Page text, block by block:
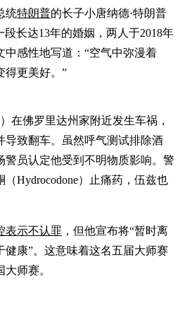
统特朗普的长子小唐纳德·特朗普
段长达13年的婚姻，两人于2018年
感性地写道：“空气中弥漫着
得更美好。”
在佛罗里达州家附近发生车祸，
导致翻车。虽然呼气测试排除酒
警员认定他受到不明物质影响。警
Hydrocodone）止痛药，伍兹也
表示不认罪 ，但他宣布将“暂时离
康”。这意味着这名五届大师赛
师赛。